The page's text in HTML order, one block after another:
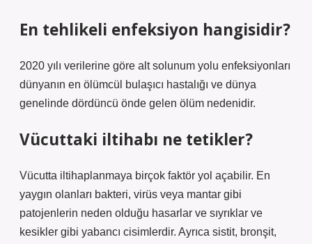
En tehlikeli enfeksiyon hangisidir?
2020 yılı verilerine göre alt solunum yolu enfeksiyonları
dünyanın en ölümcül bulaşıcı hastalığı ve dünya
genelinde dördüncü önde gelen ölüm nedenidir.
Vücuttaki iltihabı ne tetikler?
Vücutta iltihaplanmaya birçok faktör yol açabilir. En
yaygın olanları bakteri, virüs veya mantar gibi
patojenlerin neden olduğu hasarlar ve sıyrıklar ve
kesikler gibi yabancı cisimlerdir. Ayrıca sistit, bronşit,